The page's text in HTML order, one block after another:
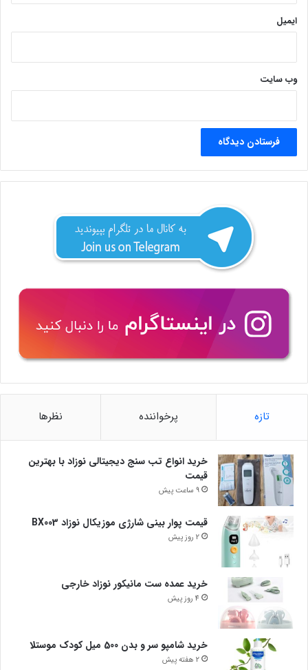
ایمیل
وب‌ سایت
تازه پرخواننده نظرها
خرید انواع تب سنج دیجیتالی نوزاد با بهترین
قیمت
9 ساعت پیش
قیمت پوار بینی شارژی موزیکال نوزاد BX003
2 روز پیش
خرید عمده ست مانیکور نوزاد خارجی
4 روز پیش
خرید شامپو سر و بدن 500 میل کودک موستلا
2 هفته پیش